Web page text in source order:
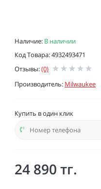
Наличие: В наличии
Код Товара: 4932493471
Отзывы:(0)
Производитель: Milwaukee
Купить в один клик
24 890 тг.